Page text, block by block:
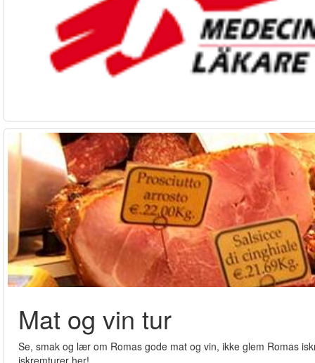
Mat og vin tur
Se, smak og lær om Romas gode mat og vin, ikke glem Romas
iskremturer her!